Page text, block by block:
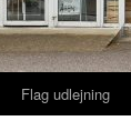
Flag udlejning